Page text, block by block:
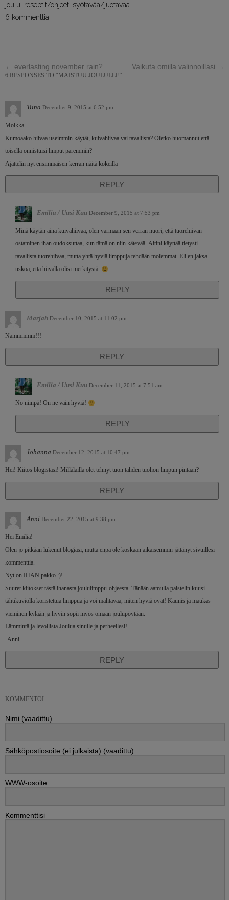
joulu, reseptit/ohjeet, syötävää/juotavaa
6 kommenttia
← everlasting november rain? Vaikuta omilla valinnoillasi →
6 RESPONSES TO “MAISTUU JOULULLE”
Tiina December 9, 2015 at 6:52 pm
Moikka
Kumoaako hiivaa useimmin käytät, kuivahiivaa vai tavallista? Oletko huomannut että
toisella onnistuisi limput paremmin?
Ajattelin nyt ensimmäisen kerran näitä kokeilla
REPLY
Emilia / Uusi Kuu December 9, 2015 at 7:53 pm
Minä käytän aina kuivahiivaa, olen varmaan sen verran nuori, että tuorehiivan
ostaminen ihan oudoksuttaa, kun tämä on niin kätevää. Äitini käyttää tietysti
tavallista tuorehiivaa, mutta yhtä hyviä limppuja tehdään molemmat. Eli en jaksa
uskoa, että hiivalla olisi merkitystä.
REPLY
Marjah December 10, 2015 at 11:02 pm
Nammmmm!!!
REPLY
Emilia / Uusi Kuu December 11, 2015 at 7:51 am
No niinpä! On ne vain hyviä!
REPLY
Johanna December 12, 2015 at 10:47 pm
Hei! Kiitos blogistasi! Millälailla olet tehnyt tuon tähden tuohon limpun pintaan?
REPLY
Anni December 22, 2015 at 9:38 pm
Hei Emilia!
Olen jo pitkään lukenut blogiasi, mutta enpä ole koskaan aikaisemmin jättänyt sivuillesi
kommenttia.
Nyt on IHAN pakko :)!
Suuret kiitokset tästä ihanasta joululimppu-ohjeesta. Tänään aamulla paistelin kuusi
tähtikuviolla koristettua limppua ja voi mahtavaa, miten hyviä ovat! Kaunis ja maukas
vieminen kylään ja hyvin sopii myös omaan joulupöytään.
Lämmintä ja levollista Joulua sinulle ja perheellesi!
-Anni
REPLY
KOMMENTOI
Nimi (vaadittu)
Sähköpostiosoite (ei julkaista) (vaadittu)
WWW-osoite
Kommenttisi